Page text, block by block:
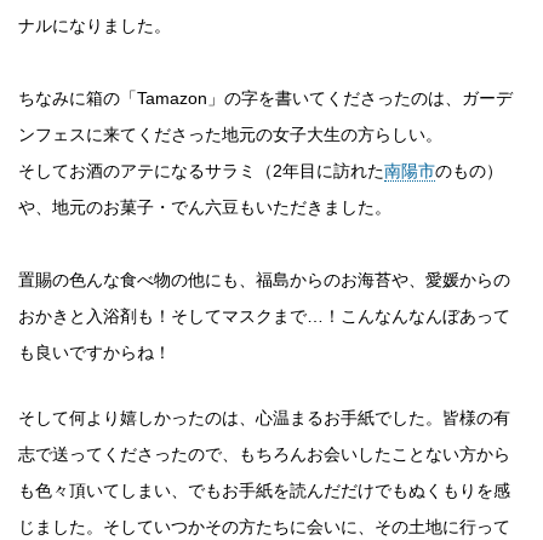
ナルになりました。
ちなみに箱の「Tamazon」の字を書いてくださったのは、ガーデ
ンフェスに来てくださった地元の女子大生の方らしい。
そしてお酒のアテになるサラミ（2年目に訪れた南陽市のもの）
や、地元のお菓子・でん六豆もいただきました。
置賜の色んな食べ物の他にも、福島からのお海苔や、愛媛からの
おかきと入浴剤も！そしてマスクまで…！こんなんなんぼあって
も良いですからね！
そして何より嬉しかったのは、心温まるお手紙でした。皆様の有
志で送ってくださったので、もちろんお会いしたことない方から
も色々頂いてしまい、でもお手紙を読んだだけでもぬくもりを感
じました。そしていつかその方たちに会いに、その土地に行って